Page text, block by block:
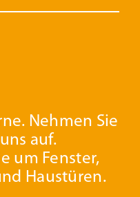
Nehmen Sie
auf.
um Fenster,
Haustüren.